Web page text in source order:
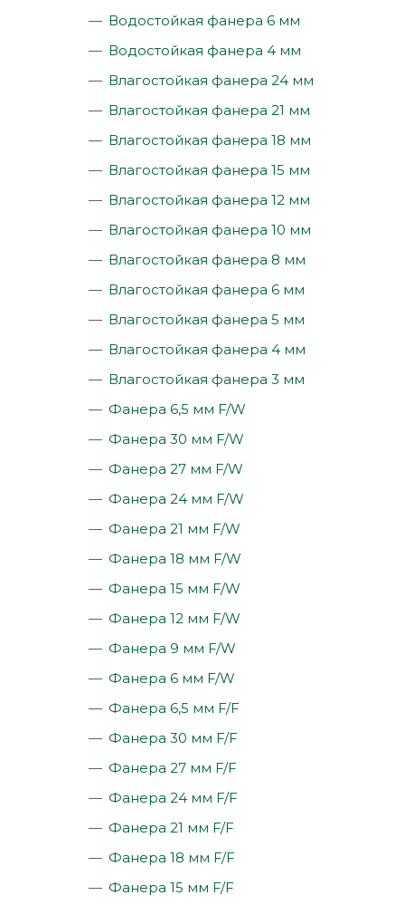
Водостойкая фанера 6 мм
Водостойкая фанера 4 мм
Влагостойкая фанера 24 мм
Влагостойкая фанера 21 мм
Влагостойкая фанера 18 мм
Влагостойкая фанера 15 мм
Влагостойкая фанера 12 мм
Влагостойкая фанера 10 мм
Влагостойкая фанера 8 мм
Влагостойкая фанера 6 мм
Влагостойкая фанера 5 мм
Влагостойкая фанера 4 мм
Влагостойкая фанера 3 мм
Фанера 6,5 мм F/W
Фанера 30 мм F/W
Фанера 27 мм F/W
Фанера 24 мм F/W
Фанера 21 мм F/W
Фанера 18 мм F/W
Фанера 15 мм F/W
Фанера 12 мм F/W
Фанера 9 мм F/W
Фанера 6 мм F/W
Фанера 6,5 мм F/F
Фанера 30 мм F/F
Фанера 27 мм F/F
Фанера 24 мм F/F
Фанера 21 мм F/F
Фанера 18 мм F/F
Фанера 15 мм F/F